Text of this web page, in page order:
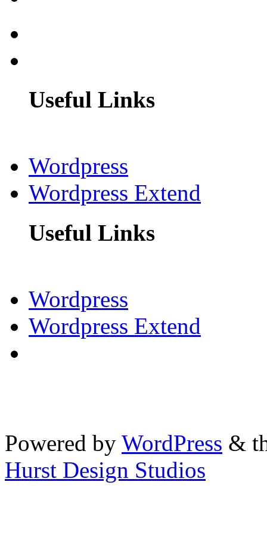
Useful Links
Wordpress
Wordpress Extend
Useful Links
Wordpress
Wordpress Extend
Powered by WordPress &
Hurst Design Studios